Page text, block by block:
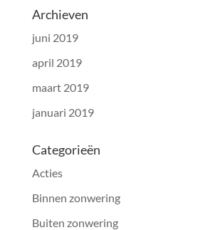
Archieven
juni 2019
april 2019
maart 2019
januari 2019
Categorieën
Acties
Binnen zonwering
Buiten zonwering